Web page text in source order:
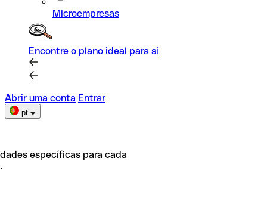
Microempresas
Encontre o plano ideal para si
Abrir uma conta Entrar
pt
específicas para cada